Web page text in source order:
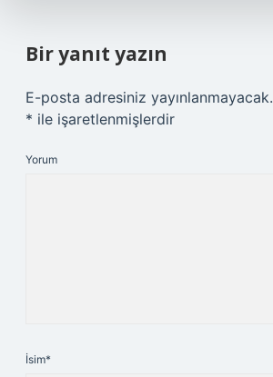
Bir yanıt yazın
E-posta adresiniz yayınlanmayacak.
* ile işaretlenmişlerdir
Yorum
İsim*